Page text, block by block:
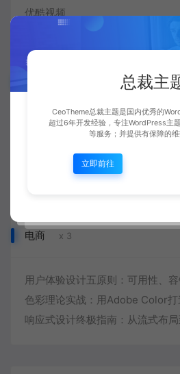
优酷视频
卫浴品牌网站模板
服饰礼服网站模板
电商 x 3
用户体验设计五原则：可用性、
色彩理论实战：用Adobe Color
响应式设计终极指南：从流式布
总裁主
CeoTheme总裁主题是国内优秀的
超过6年开发经验，专注WordPress主
等服务；并提供有保障的维
立即前往